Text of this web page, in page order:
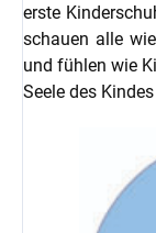
erste
schauen alle
und fühlen wie
Seele des